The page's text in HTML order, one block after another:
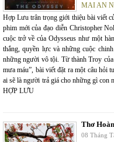
MAI AN
Hợp Lưu trân trọng giới thiệu bài viết
phim mới của đạo diễn Christopher
cuộc trở về của Odysseus như một
thắng, quyền lực và những cuộc
những người vô tội. Từ thành Troy
mưa máu”, bài viết đặt ra một câu hỏi
ai sẽ là người trả giá cho những gì
HỢP LƯU
Thơ
08 Tháng